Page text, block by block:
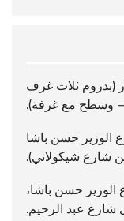
عقار (بدروم ثلاث غرف
وسطح مع غرفة).
بقلب شبرا مصر (٤ شارع الوزير حسن باشا
شارع شيكولاني).
حسن باشا،
شارع عبد الرحيم.